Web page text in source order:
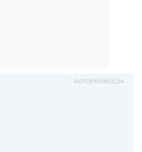
AUTOPROMOCJA